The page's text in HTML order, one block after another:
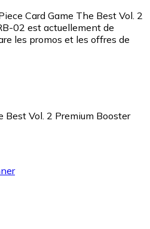
Card Game The Best Vol. 2
02 est actuellement de
les promos et les offres de
Best Vol. 2 Premium Booster